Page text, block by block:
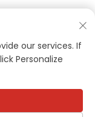
Technology
our services. If
Personalize